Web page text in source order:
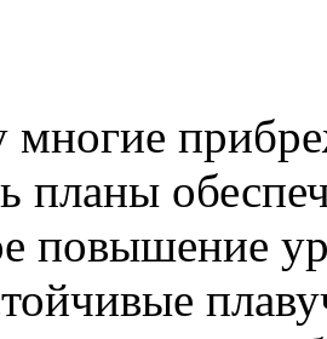
многие
планы
повышение